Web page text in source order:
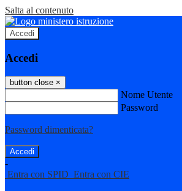
Salta al contenuto
Accedi
Accedi
button close ×
Nome Utente
Password
Password dimenticata?
-
Entra con SPID Entra con CIE